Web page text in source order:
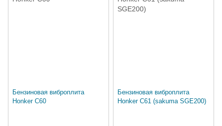
Бензиновая виброплита
Honker C60
Бензиновая виброплита
Honker C61 (sakuma SGE200)